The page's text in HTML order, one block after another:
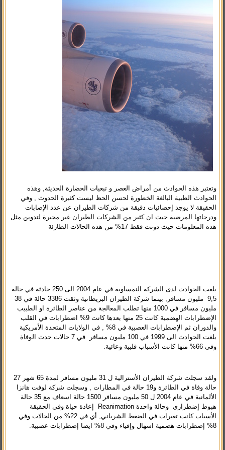
وتعتبر هذه الحوادث من أمراض العصر و تبعيات الحضارة الحديثة, وهذه
الحوادث الطبية البالغة الخطورة لحسن الحظ ليست كثيرة الحدوث , وفي
الحقيقة لا يوجد إحصائيات دقيقة من شركات الطيران عن عدد الإصابات
ودرجاتها المرضية حيث ان كثير من الشركات الطيران غير مجبرة لتدوين مثل
هذه المعلومات حيث دونت فقط 17% من هذه الحالات الطارئة
بلغت الحوادث لدى الشركة النمساوية في عام 2004 الى 250 حادثة في حالة
9,5 مليون مسافر, بينما شركة الطيران البريطانية وثقت 3386 حالة في 38
مليون مسافر في 1000 منها تطلب المعالجة من عناصر الطائرة او الطبيب
الإضطرابات الهضمية كانت 25 منها بعدها كانت 9% اضطرابات في القلب
والدوران ثم الإضطرابات العصبية في 8% ,
في الولايات المتحدة الأمريكية
بلغت الحوادث الى 1999 في 100 مليون مسافر في 7 حالات حدث الوفاة
وفي 66% منها كانت الأسباب قلبية وعائية.
ولقد سجلت شركة الطيران الأسترالية ل 31 مليون مسافر لمدة 65 شهر 27
حالة وفاة في الطائرة و19 حالة في المطارات ,
وسجلت شركة لوفت هانزا
الألمانية في عام 2004 ل 50 مليون مسافر 1500 حالة اسعاف مع 35 حالة
هبوط إضطراري وحالة واحدة Reanimation إعادة حياة وفي الحقيقة
الأسباب كانت تغيرات في الضغط الشرياني, أي في 22% من الحالات وفي
8% إضطرابات هضمية اسهال وإقياء وفي 8% ايضا إضطرابات عصبية.